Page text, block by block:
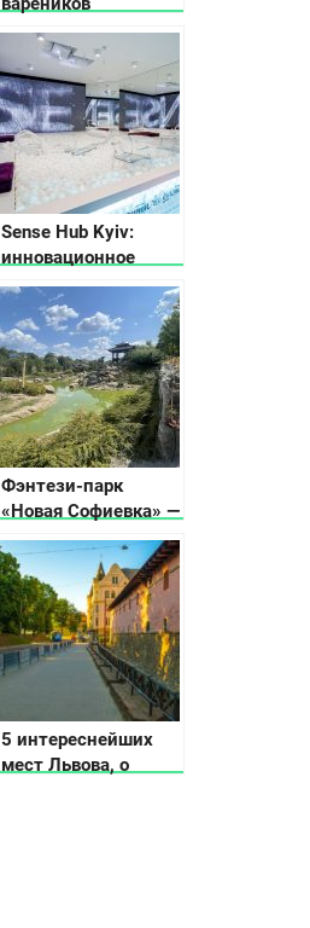
Sense Hub Kyiv:
инновационное
пространство для
работы и
вдохновения
Фэнтези-парк
«Новая Софиевка» —
место красоты и
гармонии
5 интереснейших
мест Львова, о